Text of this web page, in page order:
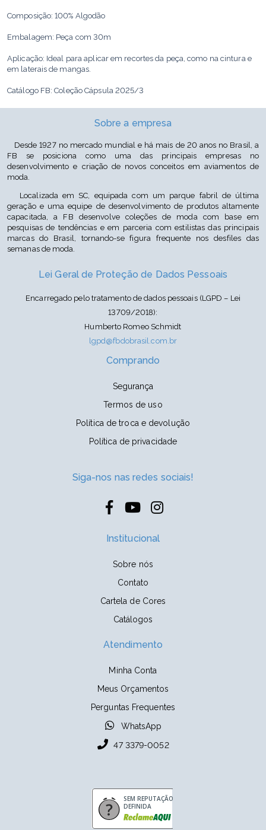
Composição: 100% Algodão
Embalagem: Peça com 30m
Aplicação: Ideal para aplicar em recortes da peça, como na cintura e
em laterais de mangas.
Catálogo FB: Coleção Cápsula 2025/3
Sobre a empresa
Desde 1927 no mercado mundial e há mais de 20 anos no Brasil, a
FB se posiciona como uma das principais empresas no
desenvolvimento e criação de novos conceitos em aviamentos de
moda.
Localizada em SC, equipada com um parque fabril de última
geração e uma equipe de desenvolvimento de produtos altamente
capacitada, a FB desenvolve coleções de moda com base em
pesquisas de tendências e em parceria com estilistas das principais
marcas do Brasil, tornando-se figura frequente nos desfiles das
semanas de moda.
Lei Geral de Proteção de Dados Pessoais
Encarregado pelo tratamento de dados pessoais (LGPD – Lei
13709/2018):
Humberto Romeo Schmidt
lgpd@fbdobrasil.com.br
Comprando
Segurança
Termos de uso
Política de troca e devolução
Política de privacidade
Siga-nos nas redes sociais!
Institucional
Sobre nós
Contato
Cartela de Cores
Catálogos
Atendimento
Minha Conta
Meus Orçamentos
Perguntas Frequentes
WhatsApp
47 3379-0052
SEM REPUTAÇÃO
DEFINIDA